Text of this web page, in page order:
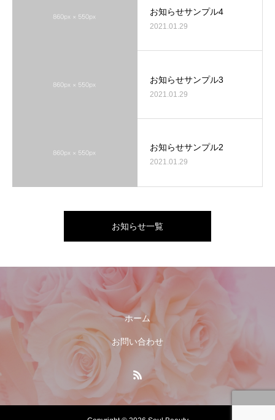
お知らせサンプル4
2021.01.29
お知らせサンプル3
2021.01.29
お知らせサンプル2
2021.01.29
お知らせ一覧
ホーム
お問い合わせ